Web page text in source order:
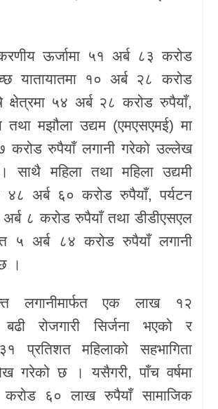
ऊर्जामा ५१ अर्ब ८३ करोड
यातायातमा १० अर्ब २८ करोड
क्षेत्रमा ५४ अर्ब २८ करोड रुपैयाँ,
तथा मझौला उद्यम (एमएसएमई) मा
करोड रुपैयाँ लगानी गरेको उल्लेख
महिला तथा महिला उद्यमी
४८ अर्ब ६० करोड रुपैयाँ, पर्यटन
अर्ब ८ करोड रुपैयाँ तथा डीडीएसएल
५ अर्ब ८४ करोड रुपैयाँ लगानी
।
लगानीमार्फत एक लाख १२
बढी रोजगारी सिर्जना भएको र
प्रतिशत महिलाको सहभागिता
गरेको छ । यसैगरी, पाँच वर्षमा
६० लाख रुपैयाँ सामाजिक